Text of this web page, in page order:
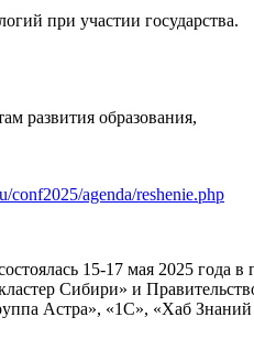
при участии государства.
развития образования,
conf2025/agenda/reshenie.php
15-17 мая 2025 года в
Сибири» и
Астра», «1С», «Хаб Знаний